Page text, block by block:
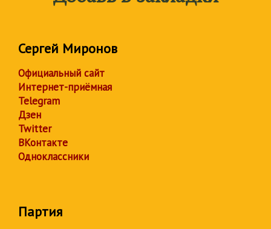
Сергей Миронов
Официальный сайт
Интернет-приёмная
Telegram
Дзен
Twitter
ВКонтакте
Одноклассники
Партия